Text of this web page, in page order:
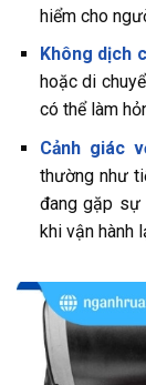
hiểm cho
Không dịch
hoặc di
có thể làm
Cảnh giác
thường như
đang gặp sự
khi vận hành